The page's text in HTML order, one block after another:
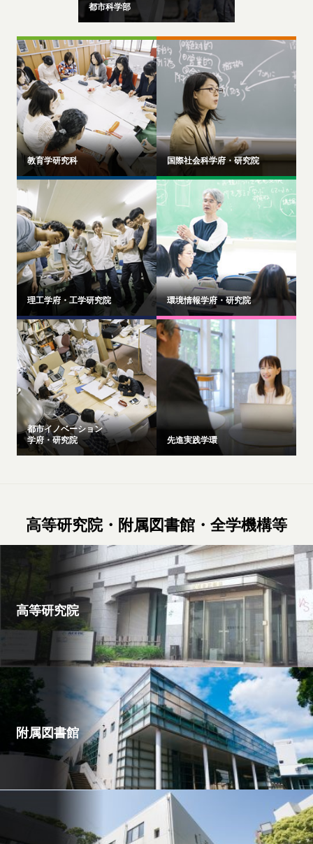
都市科学部
教育学研究科 国際社会科学府・研究院
理工学府・工学研究院 環境情報学府・研究院
都市イノベーション
学府・研究院
先進実践学環
高等研究院・附属図書館・全学機構等
高等研究院
附属図書館